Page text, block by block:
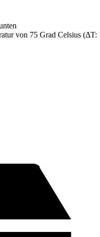
von 75 Grad Celsius (ΔT: